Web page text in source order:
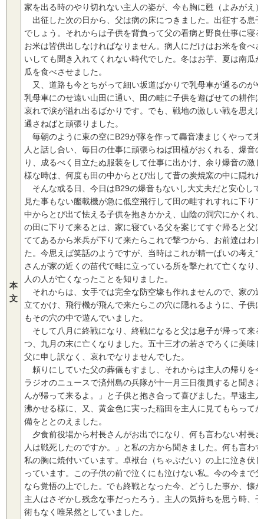
本
文
家を出る時のやり切れない主人の姿が、今も胸に甦（よみがえ
出征した次の日から、父は病の床につきました。出征する息
でしょう。それからは子供を背負って父の看病と野良仕事に寝
お米は皆供出しなければなりません。病人にだけはお米を食べ
いしても聞き入れてくれない時代でした。冬はお芋、夏は南瓜
瓜を食べさせました。
又、道路も今とちがって細い坂道ばかりで乳母車が通るのが
乳母車にのせ遠い山田に通い、田の畦に子供を遊ばせての耕作
哀れで涙が溢れ出るばかりです。でも、戦地の激しい戦を思え
通さねばと頑張りました。
毎朝のように東の空にB29が隊を作って轟音凄まじくやって
人と話し合い、毎日の仕事に頑張らねば田植がおくれる、爆音
り、成るべく目立たぬ服装をして仕事に出かけ、余り爆音の激
様な時は、何度も田の中からとび出して昔の炭焼窯の中に隠れ
そんな或る日、今日はB29の爆音もないし大丈夫だと安心し
見た事もない艦載機が急に低空飛行して田の畦すれすれに下り
中からとび出て怯える子供を抱きかかえ、山陰の洞穴にかくれ
の田に下りて来るとは、家に寝ている父を案じてすぐ帰ると父
ててあるから米兵が下りて来たらこれで撃つから、お前達はわ
た。今思えば笑話のようですが、当時はこれが精一ぱいの考え
さんが家の近くの苗代で畦に立っている所を撃たれて亡くなり
人の人が亡くなったことを知りました。
それからは、女手では完全な防空壕も作れませんので、家の
立てかけ、飛行機が飛んで来たらこの穴に隠れるように、子供
もその穴の中で遊んでいました。
そして八月に終戦になり、終戦になると父は息子が帰って来
つ、九月の末に亡くなりました。五十三才の若さでろくに美味
父に申し訳なく、哀れでなりませんでした。
頼りにしていた父の葬儀もすまし、それからは主人の帰りを
ラジオのニュースで済州島の兵隊が十一月三日復員すると聞き
んが帰って来るよ。」と子供と抱き合って喜びました。早速主
沸かせる様に、又、黄金色に実った稲田を主人に見てもらって
備をととのえました。
夕食前役場から村長さんがお出でになり、何も言わない村長
人は戦死したのですか。」と私の方から聞きました。何も言わ
私の胸に焼付いています。卓袱台（ちゃぶだい）の上に泣き伏
っています。この子供の前で泣くにも泣けない私。今の今まで
なら覚悟の上でした。でも終戦となった今、どうした事か、懐
主人はさぞかし残念な事だったろう。主人の気持ちを思う時、
術もなく唯呆然としていました。